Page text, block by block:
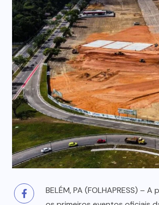
BELÉM, PA (FOLHAPRESS)
Mulher joga
sanitário; polícia
prende mãe e
7 DE AGOSTO,